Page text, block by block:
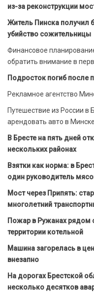
из-за реконструкции
Житель Пинска получил
убийство сожительницы
Финансовое
обратить внимание в
Подросток погиб после
Рекламное агентство
Путешествие из России в
арендовать авто в Минске
В Бресте на пять дней
нескольких районах
Взятки как норма: в
один руководитель
Мост через Припять:
многолетний
Пожар в Ружанах рядом
территории котельной
Машина загорелась в
внезапно
На дорогах Брестской
несколько десятков